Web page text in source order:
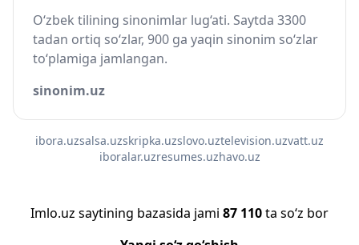
O‘zbek tilining sinonimlar lug‘ati. Saytda 3300
tadan ortiq so‘zlar, 900 ga yaqin sinonim so‘zlar
to‘plamiga jamlangan.
sinonim.uz
ibora.uzsalsa.uzskripka.uzslovo.uztelevision.uzvatt.uz
iboralar.uzresumes.uzhavo.uz
Imlo.uz saytining bazasida jami 87 110ta so‘z bor